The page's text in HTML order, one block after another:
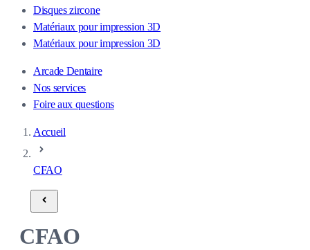
Disques zircone
Matériaux pour impression 3D
Matériaux pour impression 3D
Arcade Dentaire
Nos services
Foire aux questions
Accueil
CFAO
CFAO